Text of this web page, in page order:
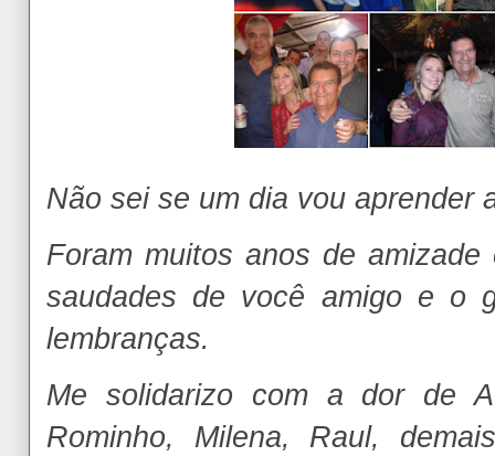
Não sei se um dia vou aprender
Foram muitos anos de
saudades de você amigo e o
lembranças.
Me solidarizo com a dor de
Rominho, Milena, Raul,